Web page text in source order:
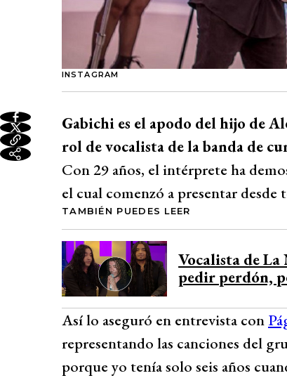
INSTAGRAM
Gabichi es el apodo del hijo de
rol de vocalista de la banda de
Con 29 años, el intérprete ha
el cual comenzó a presentar desde
TAMBIÉN PUEDES LEER
Vocalista de La
pedir perdón,
Así lo aseguró en entrevista con
representando las canciones del
porque yo tenía solo seis años